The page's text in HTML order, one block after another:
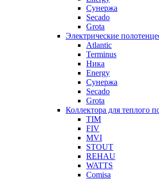
Сунержа
Secado
Grota
Электрические
Atlantic
Terminus
Ника
Energy
Сунержа
Secado
Grota
Коллектора для теплого
TIM
FIV
MVI
STOUT
REHAU
WATTS
Comisa